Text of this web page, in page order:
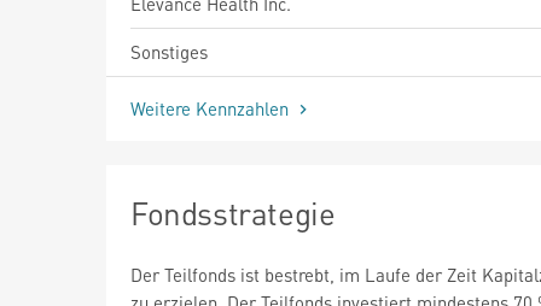
Sonstiges
Weitere Kennzahlen
Fondsstrategie
Der Teilfonds ist bestrebt, im Laufe der Zeit